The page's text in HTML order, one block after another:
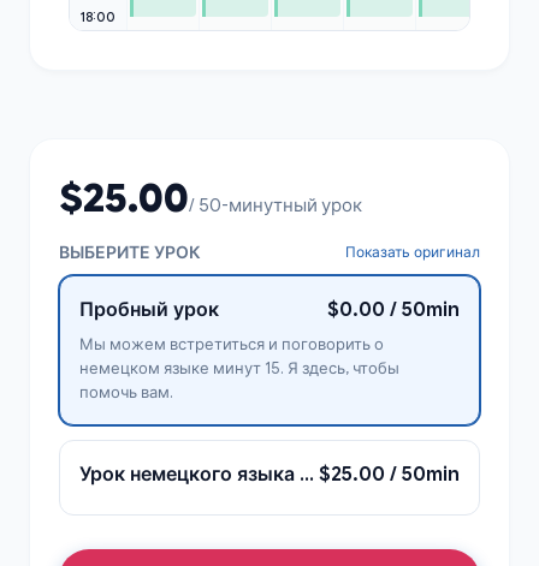
18:00
$25.00/ 50-минутный урок
ВЫБЕРИТЕ УРОК Показать оригинал
Пробный урок $0.00 / 50min
Мы можем встретиться и поговорить о
немецком языке минут 15. Я здесь, чтобы
помочь вам.
Урок немецкого языка с Фатеме $25.00 / 50min